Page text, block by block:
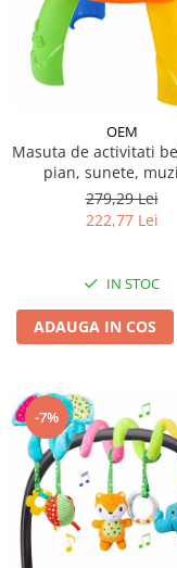
OEM
Masuta de activitati
pian, sunete,
personaje,
279,29 Lei
222,77 Lei
IN STOC
ADAUGA IN COS
-7%